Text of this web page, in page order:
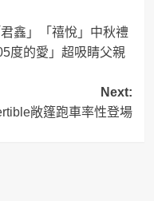
鑫」「禧悅」中秋禮
度的愛」超吸睛父親
Next:
敞篷跑車率性登場